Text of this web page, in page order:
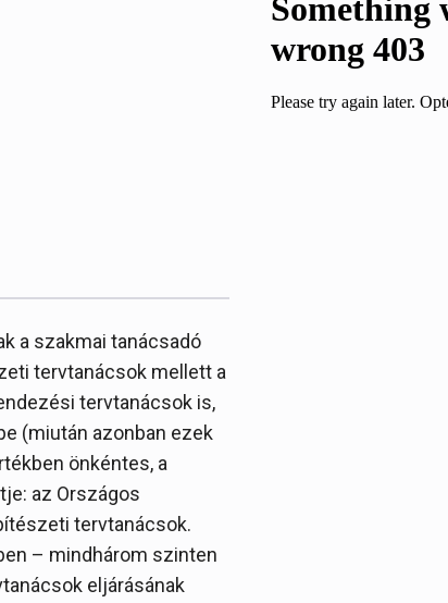
a szakmai tanácsadó
tervtanácsok mellett a
tervtanácsok is,
(miután azonban ezek
önkéntes, a
az Országos
tervtanácsok.
– mindhárom szinten
eljárásának